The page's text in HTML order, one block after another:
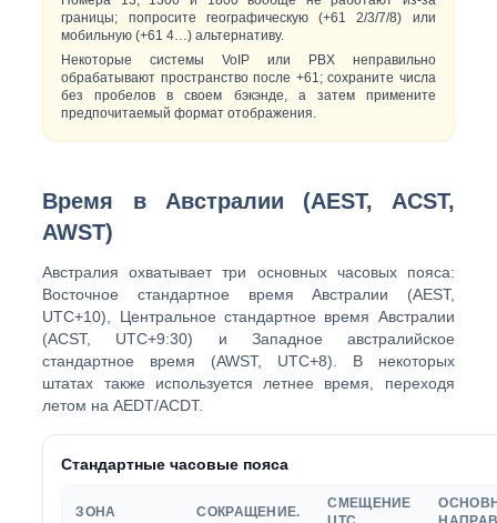
границы; попросите географическую (+61 2/3/7/8) или
мобильную (+61 4…) альтернативу.
Некоторые системы VoIP или PBX неправильно
обрабатывают пространство после +61; сохраните числа
без пробелов в своем бэкэнде, а затем примените
предпочитаемый формат отображения.
Время в Австралии (AEST, ACST,
AWST)
Австралия охватываеттри основных часовых пояса:
Восточное стандартное время Австралии (AEST,
UTC+10)
Центральное стандартное время Австралии
(ACST, UTC+9:30) и Западное австралийское
стандартное время (AWST, UTC+8) . В некоторых
штатах также используется летнее время, переходя
летом на AEDT/ACDT.
Стандартные часовые пояса
ЗОНА СОКРАЩЕНИЕ.
СМЕЩЕНИЕ